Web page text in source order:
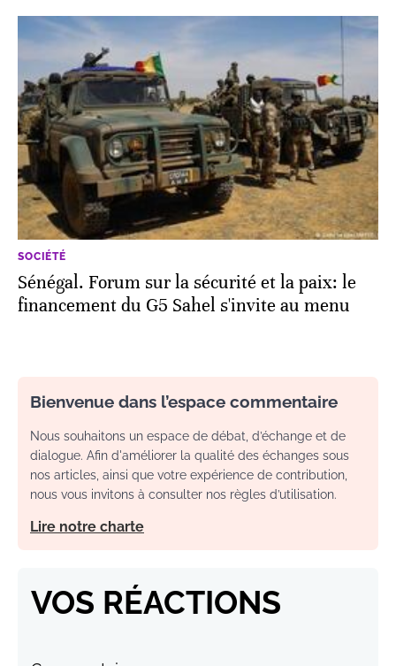
SOCIÉTÉ
Sénégal. Forum sur la sécurité et la paix: le
financement du G5 Sahel s'invite au menu
Bienvenue dans l’espace commentaire
Nous souhaitons un espace de débat, d’échange et de
dialogue. Afin d'améliorer la qualité des échanges sous
nos articles, ainsi que votre expérience de contribution,
nous vous invitons à consulter nos règles d’utilisation.
Lire notre charte
VOS RÉACTIONS